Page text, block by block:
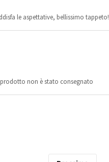
le aspettative, bellissimo tappeto!
non è stato consegnato